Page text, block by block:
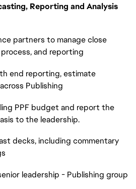
Reporting and Analysis
partners to manage close
and reporting
end reporting, estimate
Publishing
PPF budget and report the
to the leadership.
decks, including commentary
leadership - Publishing group